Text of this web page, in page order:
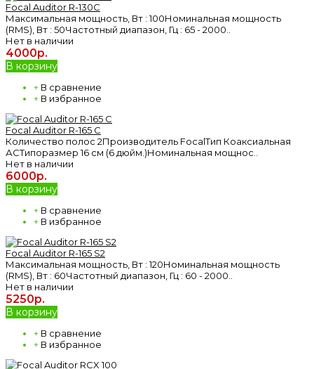
Focal Auditor R-130C
Максимальная мощность, Вт : 100Номинальная мощность
(RMS), Вт : 50Частотный диапазон, Гц : 65 - 2000..
Нет в наличии
4000р.
В корзину
+ В сравнение
+ В избранное
Focal Auditor R-165 C
Количество полос 2Производитель FocalТип Коаксиальная
АСТипоразмер 16 см (6 дюйм.)Номинальная мощнос..
Нет в наличии
6000р.
В корзину
+ В сравнение
+ В избранное
Focal Auditor R-165 S2
Максимальная мощность, Вт : 120Номинальная мощность
(RMS), Вт : 60Частотный диапазон, Гц : 60 - 2000..
Нет в наличии
5250р.
В корзину
+ В сравнение
+ В избранное